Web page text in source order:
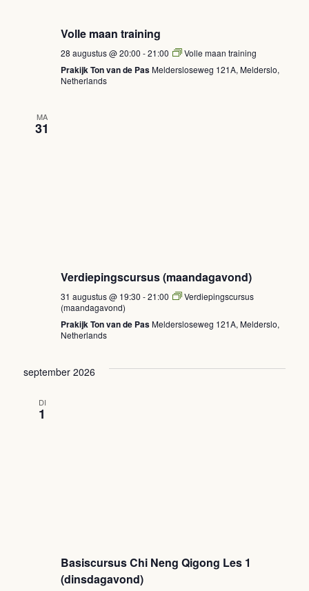
Volle maan training
28 augustus @ 20:00 -21:00 Volle maan training
Prakijk Ton van de PasMeldersloseweg 121A, Melderslo,
Netherlands
MA
31
Verdiepingscursus (maandagavond)
31 augustus @ 19:30 -21:00
Verdiepingscursus
(maandagavond)
Prakijk Ton van de PasMeldersloseweg 121A, Melderslo,
Netherlands
september 2026
DI
1
Basiscursus Chi Neng Qigong Les 1
(dinsdagavond)